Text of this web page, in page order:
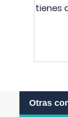
tienes
Otras